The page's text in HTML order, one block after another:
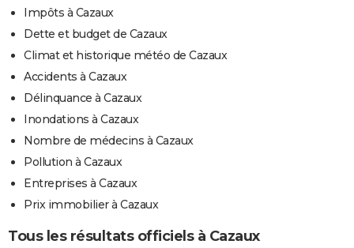
Impôts à Cazaux
Dette et budget de Cazaux
Climat et historique météo de Cazaux
Accidents à Cazaux
Délinquance à Cazaux
Inondations à Cazaux
Nombre de médecins à Cazaux
Pollution à Cazaux
Entreprises à Cazaux
Prix immobilier à Cazaux
Tous les résultats officiels à Cazaux